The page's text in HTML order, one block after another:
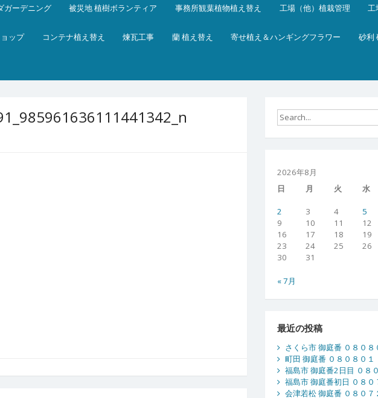
ガーデニング 被災地 植樹ボランティア 事務所観葉植物植え替え 工場（他）植栽管理 工
ップ コンテナ植え替え 煉瓦工事 蘭 植え替え 寄せ植え＆ハンギングフラワー 砂利
2026年8月
日
月 火 水
2
3 4 5
9
10 11 12
16
17 18 19
23
24 25 26
30
31
« 7月
最近の投稿
さくら市 御庭番 ０８０８
町田 御庭番 ０８０８０１
福島市 御庭番2日目 ０８
福島市 御庭番初日 ０８０
会津若松 御庭番 ０８０７